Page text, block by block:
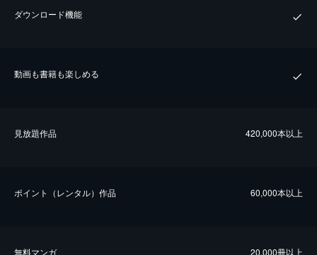
ダウンロード機能
動画も書籍も楽しめる
⾒放題作品 420,000本以上
ポイント（レンタル）作品 60,000本以上
無料マンガ 20,000冊以上